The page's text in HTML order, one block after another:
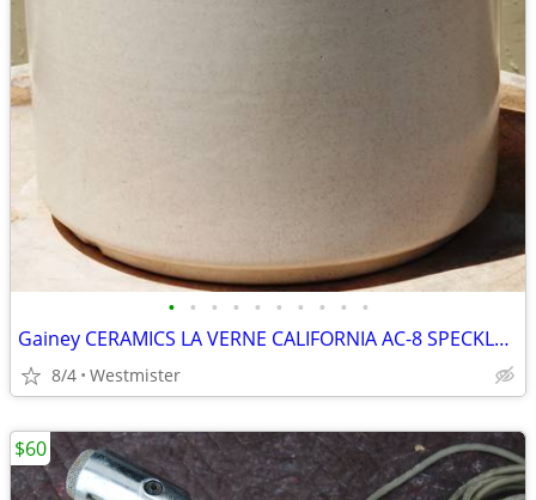
• • • • • • • • • •
Gainey CERAMICS LA VERNE CALIFORNIA AC-8 SPECKLED MATTE WHITE PLANTER
8/4 Westmister
$60